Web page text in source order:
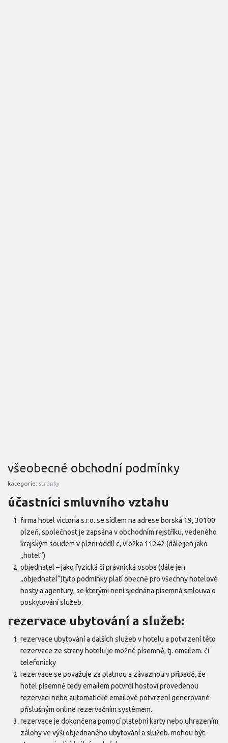
všeobecné obchodní podmínky
kategorie: stránky
účastníci smluvního vztahu
firma hotel victoria s.r.o. se sídlem na adrese borská 19, 30100
plzeň, společnost je zapsána v obchodním rejstříku, vedeného
krajským soudem v plzni oddíl c, vložka 11242 (dále jen jako
„hotel“)
objednatel – jako fyzická či právnická osoba (dále jen
„objednatel“)tyto podmínky platí obecně pro všechny hotelové
hosty a agentury, se kterými není sjednána písemná smlouva o
poskytování služeb.
rezervace ubytování a služeb:
rezervace ubytování a dalších služeb v hotelu a potvrzení této
rezervace ze strany hotelu je možné písemně, tj. emailem. či
telefonicky
rezervace se považuje za platnou a závaznou v případě, že
hotel písemně tedy emailem potvrdí hostovi provedenou
rezervaci nebo automatické emailové potvrzení generované
příslušným online rezervačním systémem.
rezervace je dokončena pomocí platební karty nebo uhrazením
zálohy ve výši objednaného ubytování a služeb. mohou být